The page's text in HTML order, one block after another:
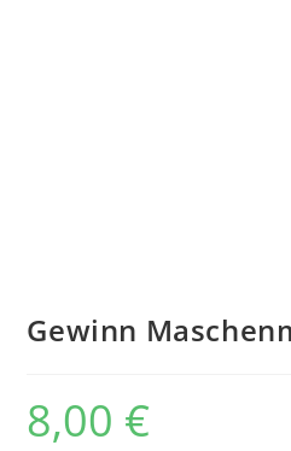
Gewinn
8,00 €